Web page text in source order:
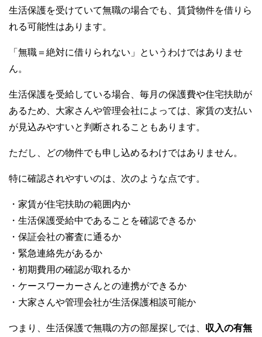
生活保護を受けていて無職の場合でも、賃貸物件を借りら
れる可能性はあります。
「無職＝絶対に借りられない」というわけではありませ
ん。
生活保護を受給している場合、毎月の保護費や住宅扶助が
あるため、大家さんや管理会社によっては、家賃の支払い
が見込みやすいと判断されることもあります。
ただし、どの物件でも申し込めるわけではありません。
特に確認されやすいのは、次のような点です。
・家賃が住宅扶助の範囲内か
・生活保護受給中であることを確認できるか
・保証会社の審査に通るか
・緊急連絡先があるか
・初期費用の確認が取れるか
・ケースワーカーさんとの連携ができるか
・大家さんや管理会社が生活保護相談可能か
つまり、生活保護で無職の方の部屋探しでは、 収入の有無